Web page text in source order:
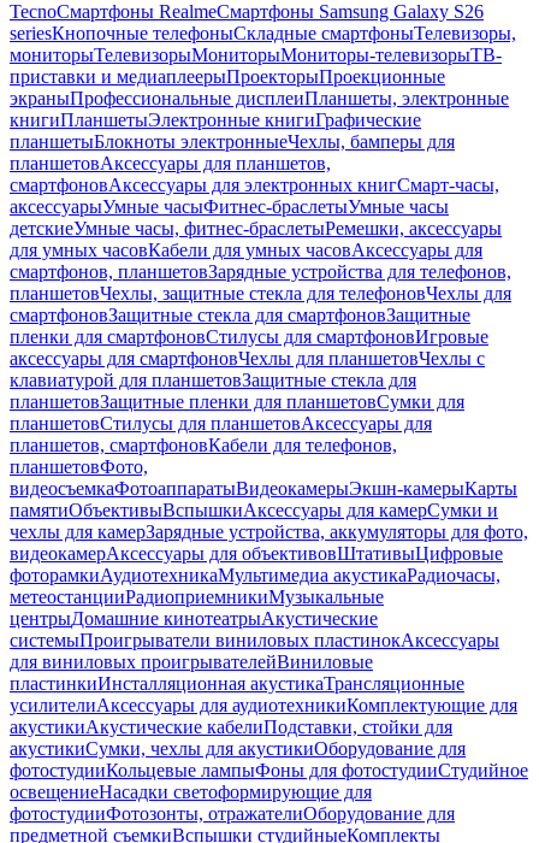
TecnoСмартфоны RealmeСмартфоны Samsung Galaxy S26
seriesКнопочные телефоныСкладные смартфоныТелевизоры,
мониторыТелевизорыМониторыМониторы-телевизорыТВ-
приставки и медиаплеерыПроекторыПроекционные
экраныПрофессиональные дисплеиПланшеты, электронные
книгиПланшетыЭлектронные книгиГрафические
планшетыБлокноты электронныеЧехлы, бамперы для
планшетовАксессуары для планшетов,
смартфоновАксессуары для электронных книгСмарт-часы,
аксессуарыУмные часыФитнес-браслетыУмные часы
детскиеУмные часы, фитнес-браслетыРемешки, аксессуары
для умных часовКабели для умных часовАксессуары для
смартфонов, планшетовЗарядные устройства для телефонов,
планшетовЧехлы, защитные стекла для телефоновЧехлы для
смартфоновЗащитные стекла для смартфоновЗащитные
пленки для смартфоновСтилусы для смартфоновИгровые
аксессуары для смартфоновЧехлы для планшетовЧехлы с
клавиатурой для планшетовЗащитные стекла для
планшетовЗащитные пленки для планшетовСумки для
планшетовСтилусы для планшетовАксессуары для
планшетов, смартфоновКабели для телефонов,
планшетовФото,
видеосъемкаФотоаппаратыВидеокамерыЭкшн-камерыКарты
памятиОбъективыВспышкиАксессуары для камерСумки и
чехлы для камерЗарядные устройства, аккумуляторы для фото,
видеокамерАксессуары для объективовШтативыЦифровые
фоторамкиАудиотехникаМультимедиа акустикаРадиочасы,
метеостанцииРадиоприемникиМузыкальные
центрыДомашние кинотеатрыАкустические
системыПроигрыватели виниловых пластинокАксессуары
для виниловых проигрывателейВиниловые
пластинкиИнсталляционная акустикаТрансляционные
усилителиАксессуары для аудиотехникиКомплектующие для
акустикиАкустические кабелиПодставки, стойки для
акустикиСумки, чехлы для акустикиОборудование для
фотостудииКольцевые лампыФоны для фотостудииСтудийное
освещениеНасадки светоформирующие для
фотостудииФотозонты, отражателиОборудование для
предметной съемкиВспышки студийныеКомплекты